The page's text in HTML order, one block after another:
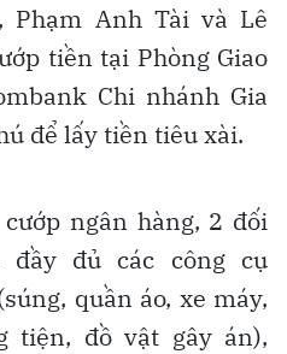
Phạm Anh Tài và Lê
tiền tại Phòng Giao
Chi nhánh Gia
để lấy tiền tiêu xài.
ngân hàng, 2 đối
đủ các công cụ
quần áo, xe máy,
tiện, đồ vật gây án),